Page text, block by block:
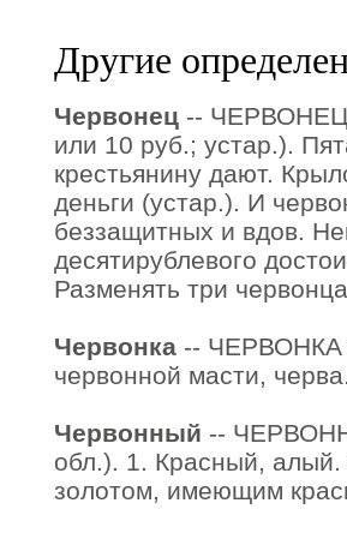
Другие
Червонец -- ЧЕРВОНЕЦ
или 10 руб.; устар.).
крестьянину дают.
деньги (устар.). И
беззащитных и вдов.
десятирублевого
Разменять три
Червонка -- ЧЕРВОНКА
червонной масти,
Червонный --
обл.). 1. Красный,
золотом, имеющим